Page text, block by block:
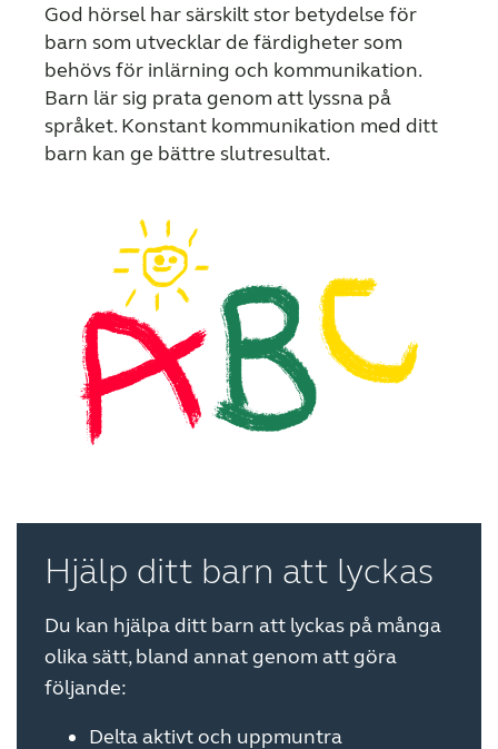
God hörsel har särskilt stor betydelse för
barn som utvecklar de färdigheter som
behövs för inlärning och kommunikation.
Barn lär sig prata genom att lyssna på
språket. Konstant kommunikation med ditt
barn kan ge bättre slutresultat.
Hjälp ditt barn att lyckas
Du kan hjälpa ditt barn att lyckas på många
olika sätt, bland annat genom att göra
följande:
Delta aktivt och uppmuntra